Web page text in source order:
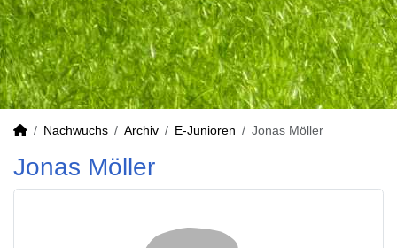
Nachwuchs Archiv E-Junioren Jonas Möller
Jonas Möller